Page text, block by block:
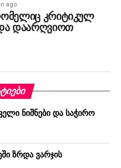
ago
კრიტიკულ
დაარღვიოთ
ნიშნები და საჭირო
ზრდა ვარჯის